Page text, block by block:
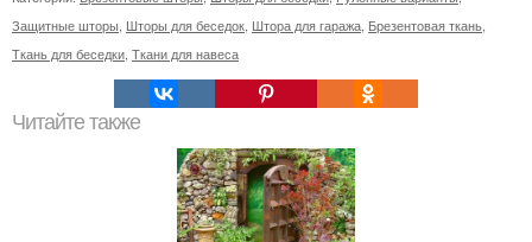
Защитные шторы Шторы для беседок Штора для гаража Брезентовая ткань
Ткань для беседки Ткани для навеса
Читайте также